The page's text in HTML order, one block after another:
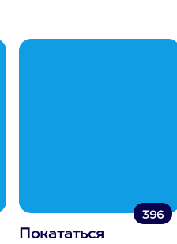
396
Покататься